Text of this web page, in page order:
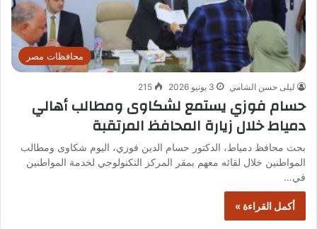
محافظات مصر
ليلى حسن الشامي 3 يونيو 2026 215
حسام فوزي يستمع لشكاوى ومطالب أهالي
دمياط خلال زيارة المحافظ المرتقبة
بحث محافظ دمياط، الدكتور حسام الدين فوزي، اليوم شكاوى ومطالب
المواطنين خلال لقائه معهم بمقر المركز التكنولوجي لخدمة المواطنين
في…
أكمل القراءة »